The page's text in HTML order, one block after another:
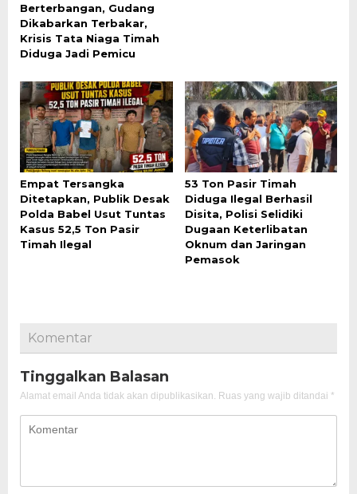
Berterbangan, Gudang
Dikabarkan Terbakar,
Krisis Tata Niaga Timah
Diduga Jadi Pemicu
Empat Tersangka
Ditetapkan, Publik Desak
Polda Babel Usut Tuntas
Kasus 52,5 Ton Pasir
Timah Ilegal
53 Ton Pasir Timah
Diduga Ilegal Berhasil
Disita, Polisi Selidiki
Dugaan Keterlibatan
Oknum dan Jaringan
Pemasok
Komentar
Tinggalkan Balasan
Alamat email Anda tidak akan dipublikasikan. Ruas yang wajib ditandai *